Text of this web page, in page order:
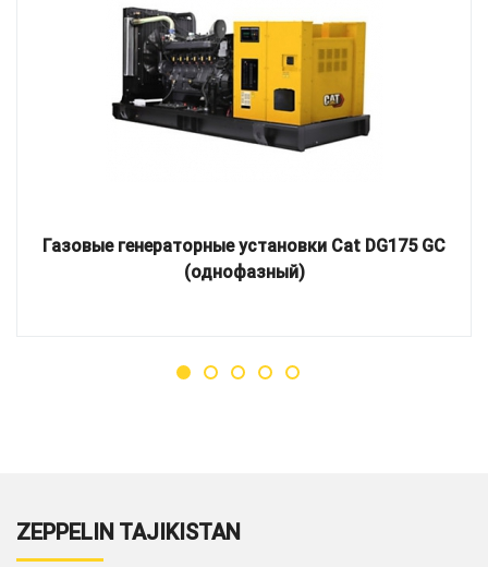
Газовые генераторные установки Cat DG175 GC
(однофазный)
ZEPPELIN TAJIKISTAN